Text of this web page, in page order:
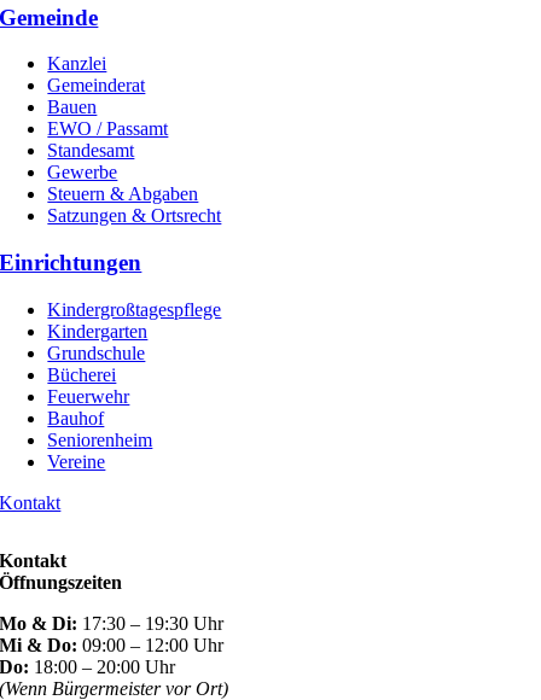
Gemeinde
Kanzlei
Gemeinderat
Bauen
EWO / Passamt
Standesamt
Gewerbe
Steuern & Abgaben
Satzungen & Ortsrecht
Einrichtungen
Kindergroßtagespflege
Kindergarten
Grundschule
Bücherei
Feuerwehr
Bauhof
Seniorenheim
Vereine
Kontakt
Kontakt
Öffnungszeiten
Mo & Di: 17:30 – 19:30 Uhr
Mi & Do:09:00 – 12:00 Uhr
Do: 18:00 – 20:00 Uhr
(Wenn Bürgermeister vor Ort)